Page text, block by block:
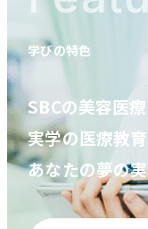
学びの特色
SBCの美容医
実学の医療教
あなたの夢の